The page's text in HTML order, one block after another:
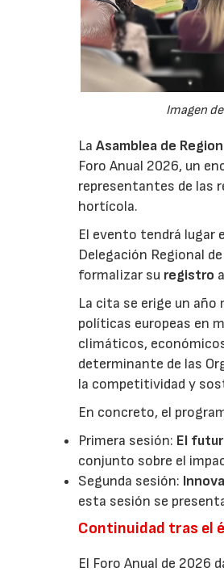
Imagen
LaAsamblea de
Foro Anual 2026, un
representantes de las
hortícola.
El evento tendrá lugar
Delegación Regional
formalizar su registro
La cita se erige un
políticas europeas en
climáticos,
determinante de las
la competitividad y
En concreto, el
Primera sesión: El
conjunto sobre el
Segunda sesión:
esta sesión se
Continuidad tras el
El Foro Anual de 2026